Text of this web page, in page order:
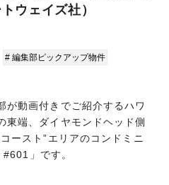
ウェイズ社）
# 編集部ピックアップ物件
が動画付きでご紹介するハワ
東端、ダイヤモンドヘッド側
ースト”エリアのコンドミニ
」です。